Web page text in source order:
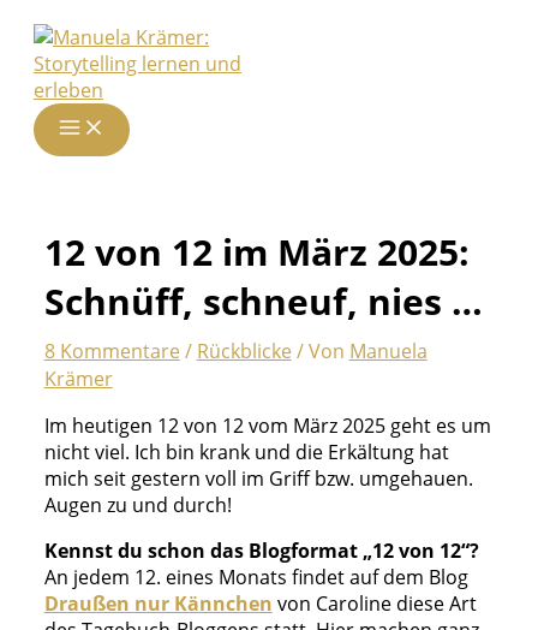
Zum
Inhalt
springen
12 von 12 im März 2025:
Schnüff, schneuf, nies …
8 Kommentare/ Rückblicke/ Von Manuela
Krämer
Im heutigen 12 von 12 vom März 2025 geht es um
nicht viel. Ich bin krank und die Erkältung hat
mich seit gestern voll im Griff bzw. umgehauen.
Augen zu und durch!
Kennst du schon das Blogformat „12 von 12“?
An jedem 12. eines Monats findet auf dem Blog
Draußen nur Kännchen von Caroline diese Art